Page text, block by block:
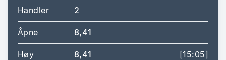
Handler 2
Åpne 8,41
Høy 8,41 [15:05]